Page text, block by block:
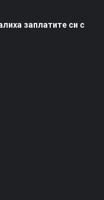
заплатите си с